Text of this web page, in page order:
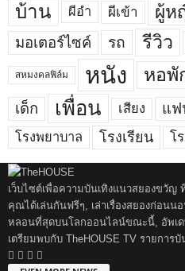
บ้าน ผีอำ ผีเข้า ผู้ห
มอเตอร์ไซค์ รถ รีวิว
สหมงคลฟิล์ม หนัง หอพั
เด็ก
เพื่อน เสียง แ
โรงพยาบาล โรงเรียน โ
เว็บไซต์เพื่อความบันเทิงแนวสยองขวัญ
คุณได้เล่นกันฟรีๆ, เล่าเรื่องสยองก่อนน
หลอนที่สุดบนโลกออนไลน์ขณะนี้, อัพเ
เตรียมพบกับ TheHOUSE TV รายการ